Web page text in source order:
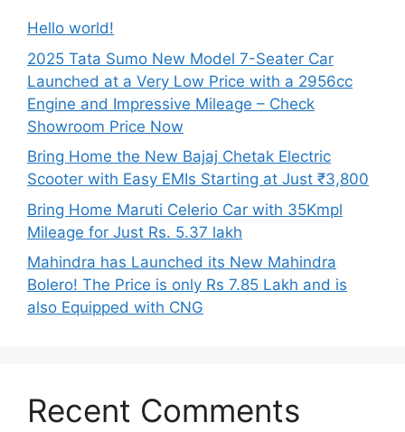
Hello world!
2025 Tata Sumo New Model 7-Seater Car
Launched at a Very Low Price with a 2956cc
Engine and Impressive Mileage – Check
Showroom Price Now
Bring Home the New Bajaj Chetak Electric
Scooter with Easy EMIs Starting at Just ₹3,800
Bring Home Maruti Celerio Car with 35Kmpl
Mileage for Just Rs. 5.37 lakh
Mahindra has Launched its New Mahindra
Bolero! The Price is only Rs 7.85 Lakh and is
also Equipped with CNG
Recent Comments